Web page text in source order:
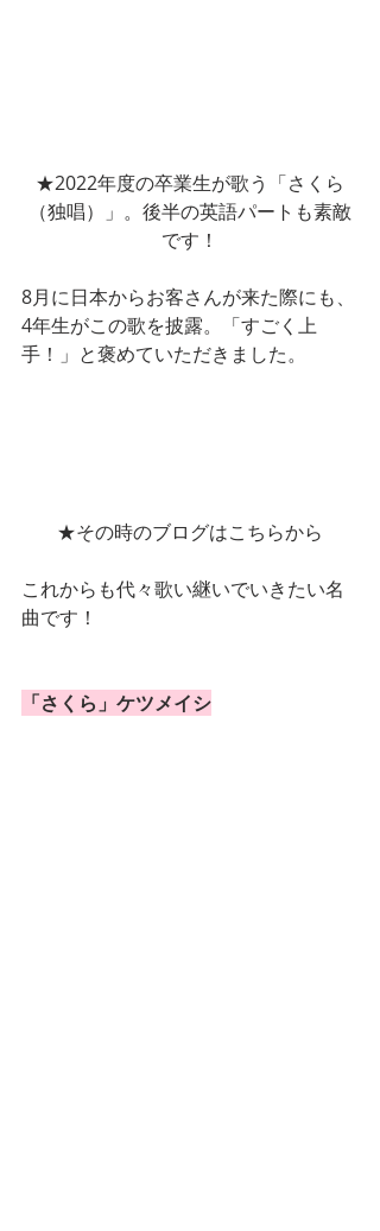
★2022年度の卒業生が歌う「さくら
（独唱）」。後半の英語パートも素敵
です！
8月に日本からお客さんが来た際にも、
4年生がこの歌を披露。「すごく上
手！」と褒めていただきました。
★その時のブログはこちらから
これからも代々歌い継いでいきたい名
曲です！
「さくら」ケツメイシ